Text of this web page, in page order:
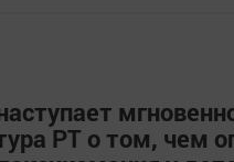
РТ о том, чем